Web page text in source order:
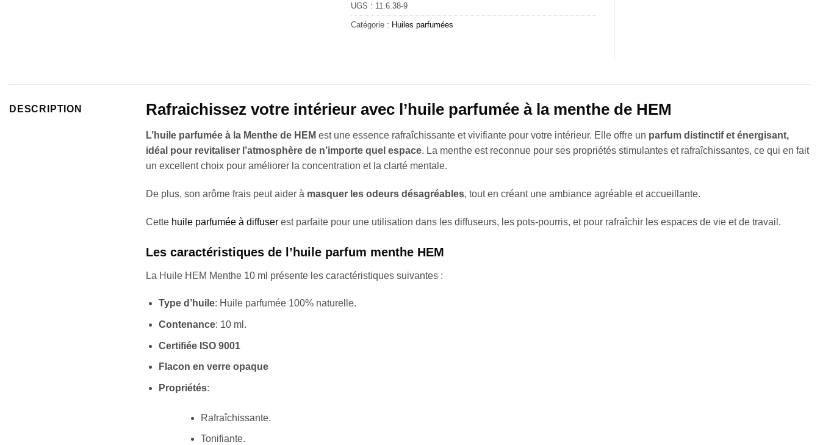
UGS : 11.6.38-9
Catégorie : Huiles parfumées
DESCRIPTION Rafraichissez votre intérieur avec l’huile parfumée à la menthe de HEM
L’huile parfumée à la Menthe de HEM est une essence rafraîchissante et vivifiante pour votre intérieur. Elle offre un parfum distinctif et énergisant,
idéal pour revitaliser l’atmosphère de n’importe quel espace. La menthe est reconnue pour ses propriétés stimulantes et rafraîchissantes, ce qui en fait
un excellent choix pour améliorer la concentration et la clarté mentale.
De plus, son arôme frais peut aider à masquer les odeurs désagréables, tout en créant une ambiance agréable et accueillante.
Cette huile parfumée à diffuser est parfaite pour une utilisation dans les diffuseurs, les pots-pourris, et pour rafraîchir les espaces de vie et de travail.
Les caractéristiques de l’huile parfum menthe HEM
La Huile HEM Menthe 10 ml présente les caractéristiques suivantes :
Type d’huile: Huile parfumée 100% naturelle.
Contenance: 10 ml.
Certifiée ISO 9001
Flacon en verre opaque
Propriétés:
Rafraîchissante.
Tonifiante.